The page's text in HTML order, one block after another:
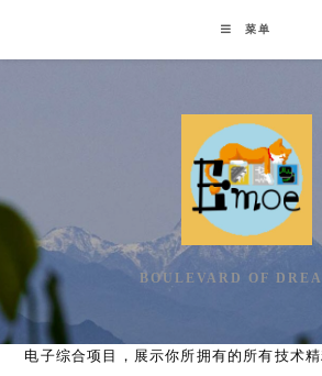
content
菜单
BOULEVARD OF
电子综合项目，展示你所拥有的所有技术